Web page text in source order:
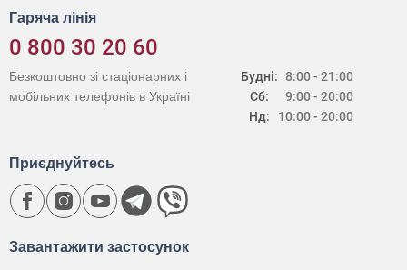
Гаряча лінія
0 800 30 20 60
Будні:
Сб:
Нд:
8:00 - 21:00
9:00 - 20:00
10:00 - 20:00
Безкоштовно зі стаціонарних і
мобільних телефонів в Україні
Завантажити застосунок
Приєднуйтесь